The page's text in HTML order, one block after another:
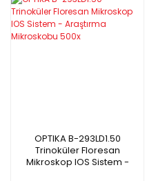
OPTIKA B-293LD1.50
Trinoküler Floresan
Mikroskop IOS Sistem -